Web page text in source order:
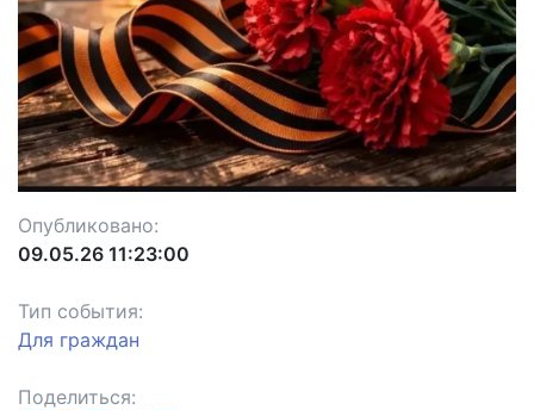
Опубликовано:
09.05.26 11:23:00
Тип события:
Для граждан
Поделиться: